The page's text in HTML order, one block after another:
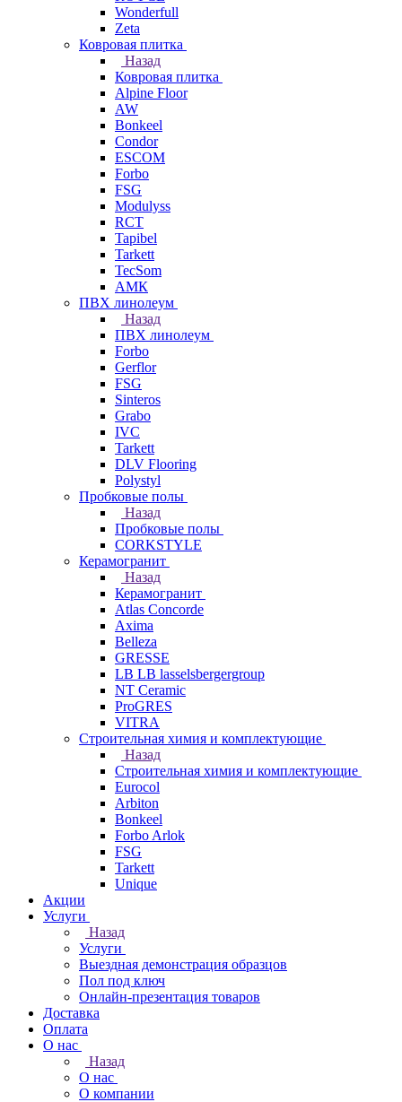
Wonderfull
Zeta
Ковровая плитка
Назад
Ковровая плитка
Alpine Floor
AW
Bonkeel
Condor
ESCOM
Forbo
FSG
Modulyss
RCT
Tapibel
Tarkett
TecSom
АМК
ПВХ линолеум
Назад
ПВХ линолеум
Forbo
Gerflor
FSG
Sinteros
Grabo
IVC
Tarkett
DLV Flooring
Polystyl
Пробковые полы
Назад
Пробковые полы
CORKSTYLE
Керамогранит
Назад
Керамогранит
Atlas Concorde
Axima
Belleza
GRESSE
LB LB lasselsbergergroup
NT Ceramic
ProGRES
VITRA
Строительная химия и комплектующие
Назад
Строительная химия и комплектующие
Eurocol
Arbiton
Bonkeel
Forbo Arlok
FSG
Tarkett
Unique
Акции
Услуги
Назад
Услуги
Выездная демонстрация образцов
Пол под ключ
Онлайн-презентация товаров
Доставка
Оплата
О нас
Назад
О нас
О компании